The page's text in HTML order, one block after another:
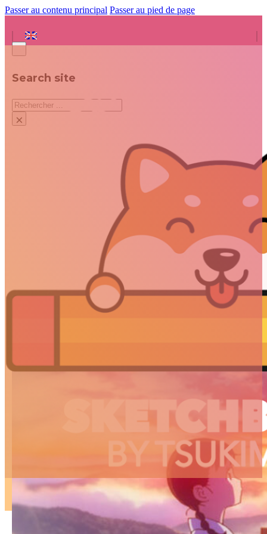
Passer au contenu principal Passer au pied de page
Search site
Rechercher
×
ARTICLES
3D
Animation